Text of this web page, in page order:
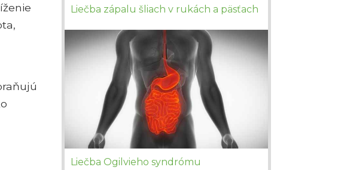
Liečba zápalu šliach v rukách a päsťach
Liečba Ogilvieho syndrómu